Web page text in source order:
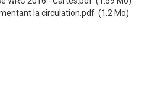
la circulation.pdf (1.2 Mo)